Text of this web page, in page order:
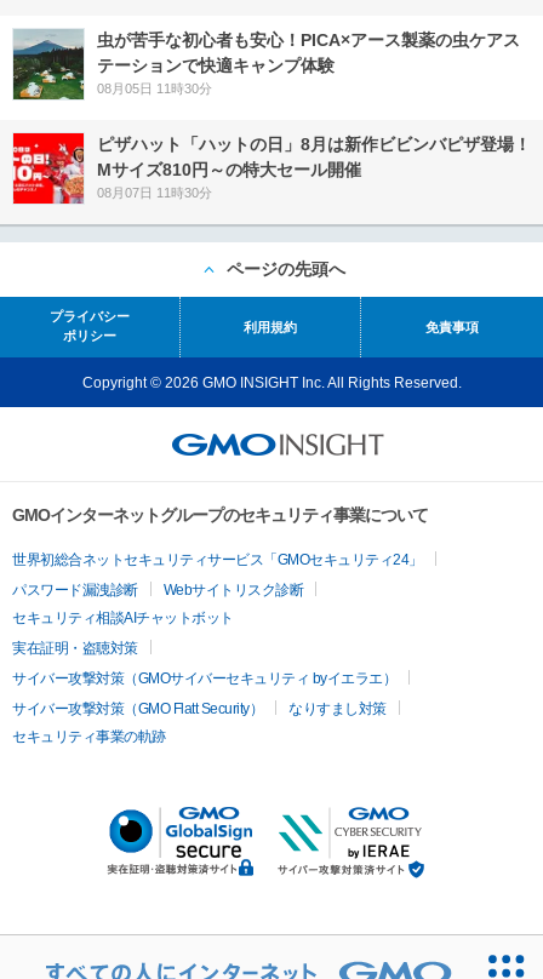
虫が苦手な初心者も安心！PICA×アース製薬の虫ケアス
テーションで快適キャンプ体験
08月05日 11時30分
ピザハット「ハットの日」8月は新作ビビンバピザ登場！
Mサイズ810円～の特大セール開催
08月07日 11時30分
ページの先頭へ
プライバシー
ポリシー
利用規約 免責事項
Copyright © 2026 GMO INSIGHT Inc. All Rights Reserved.
GMOインターネットグループのセキュリティ事業について
世界初総合ネットセキュリティサービス「GMOセキュリティ24」
パスワード漏洩診断
Webサイトリスク診断
セキュリティ相談AIチャットボット
実在証明・盗聴対策
サイバー攻撃対策（GMOサイバーセキュリティ byイエラエ）
サイバー攻撃対策（GMO Flatt Security）
なりすまし対策
セキュリティ事業の軌跡